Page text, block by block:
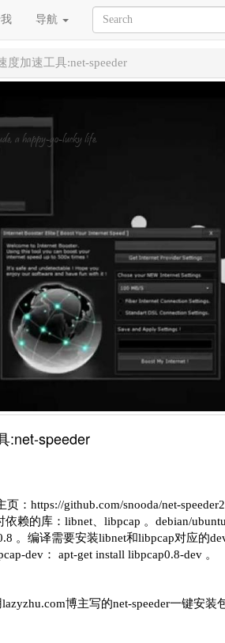
导航
度加速工具:net-speeder
a happy-go-lucky life.
:net-speeder
页：https://github.com/snooda/net-
依赖的库：libnet、libpcap 。debian/
。编译需要安装libnet和libpcap对应的
dev： apt-get install libpcap0.8-dev 。
博主写的net-speeder一键安装